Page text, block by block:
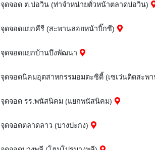
จุดจอด ต.บ่อวิน (ท่าจำหน่ายตั๋วหน้าตลาดบ่อวิน)
จุดจอดแยกคีรี (สะพานลอยหน้าบิ๊กซี)
จุดจอดแยกบ้านบึงพัฒนา
จุดจอดนิคมอุตสาหกรรมอมตะซิตี้ (เซเว่นติดสะพ
จุดจอด รร.พนัสนิคม (แยกพนัสนิคม)
จุดจอดตลาดลาว (บางปะกง)